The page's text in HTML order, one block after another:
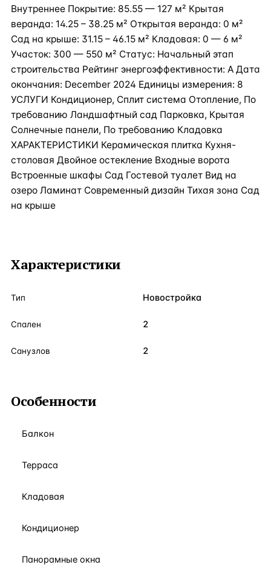
Внутреннее Покрытие: 85.55 — 127 м² Крытая
веранда: 14.25 – 38.25 м² Открытая веранда: 0 м²
Сад на крыше: 31.15 – 46.15 м² Кладовая: 0 — 6 м²
Участок: 300 — 550 м² Статус: Начальный этап
строительства Рейтинг энергоэффективности: A Дата
окончания: December 2024 Единицы измерения: 8
УСЛУГИ Кондиционер, Сплит система Отопление, По
требованию Ландшафтный сад Парковка, Крытая
Солнечные панели, По требованию Кладовка
ХАРАКТЕРИСТИКИ Керамическая плитка Кухня-
столовая Двойное остекление Входные ворота
Встроенные шкафы Сад Гостевой туалет Вид на
озеро Ламинат Современный дизайн Тихая зона Сад
на крыше
Характеристики
Тип Новостройка
Спален 2
Санузлов 2
Особенности
Балкон
Терраса
Кладовая
Кондиционер
Панорамные окна